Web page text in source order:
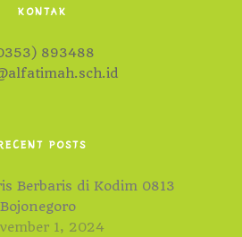
KONTAK
893488
POSTS
Berbaris di Kodim 0813
Bojonegoro
1, 2024